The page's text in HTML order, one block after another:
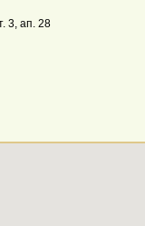
3, ап. 28